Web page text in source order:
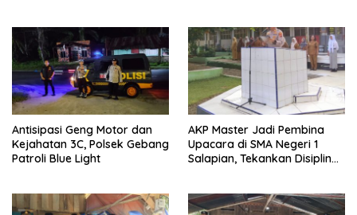
Antisipasi Geng Motor dan
Kejahatan 3C, Polsek Gebang
Patroli Blue Light
AKP Master Jadi Pembina
Upacara di SMA Negeri 1
Salapian, Tekankan Disiplin